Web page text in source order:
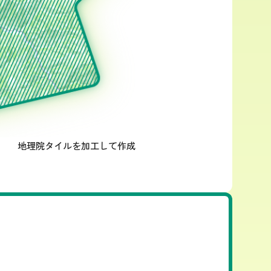
地理院タイルを加工して作成